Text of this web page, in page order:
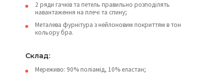
2 ряди гачків та петель правильно розподілять
навантаження на плечі та спину;
Металева фурнітура з нейлоновим покриттям в тон
кольору бра.
Cклад:
Мереживо: 90% поліамід, 10% еластан;